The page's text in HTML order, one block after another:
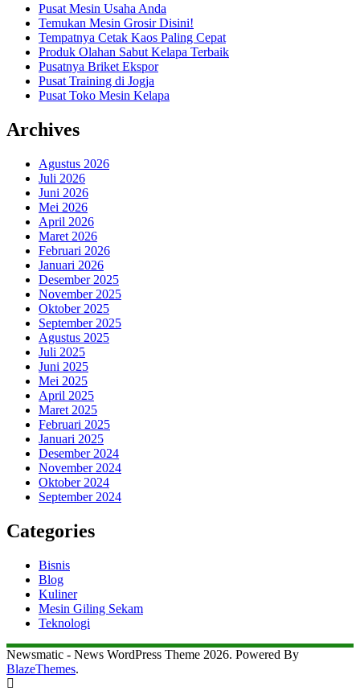
Pusat Mesin Usaha Anda
Temukan Mesin Grosir Disini!
Tempatnya Cetak Kaos Paling Cepat
Produk Olahan Sabut Kelapa Terbaik
Pusatnya Briket Ekspor
Pusat Training di Jogja
Pusat Toko Mesin Kelapa
Archives
Agustus 2026
Juli 2026
Juni 2026
Mei 2026
April 2026
Maret 2026
Februari 2026
Januari 2026
Desember 2025
November 2025
Oktober 2025
September 2025
Agustus 2025
Juli 2025
Juni 2025
Mei 2025
April 2025
Maret 2025
Februari 2025
Januari 2025
Desember 2024
November 2024
Oktober 2024
September 2024
Categories
Bisnis
Blog
Kuliner
Mesin Giling Sekam
Teknologi
Newsmatic - News WordPress Theme 2026. Powered By
BlazeThemes.